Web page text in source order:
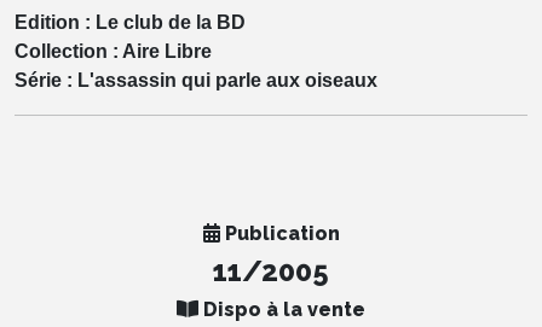
Edition : Le club de la BD
Collection : Aire Libre
Série : L'assassin qui parle aux oiseaux
Publication
11/2005
Dispo à la vente